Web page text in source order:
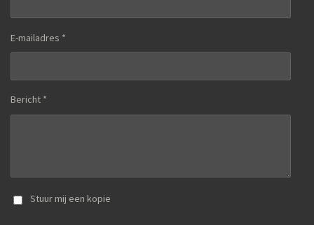
E-mailadres *
Bericht *
Stuur mij een kopie